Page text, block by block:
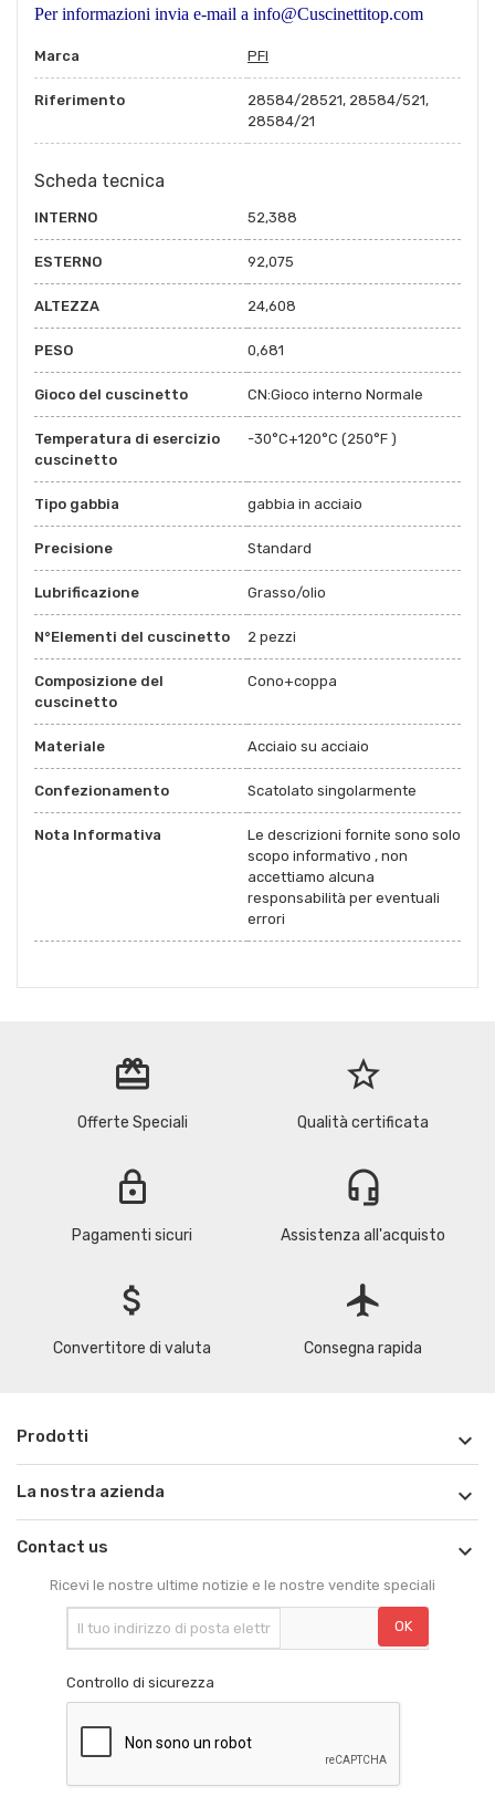
Per informazioni invia e-mail a info@Cuscinettitop.com
Marca PFI
Riferimento
28584/28521, 28584/521,
28584/21
Scheda tecnica
INTERNO 52,388
ESTERNO 92,075
ALTEZZA 24,608
PESO 0,681
Gioco del cuscinetto CN:Gioco interno Normale
Temperatura di esercizio
cuscinetto
-30°C+120°C (250°F )
Tipo gabbia gabbia in acciaio
Precisione Standard
Lubrificazione Grasso/olio
N°Elementi del cuscinetto 2 pezzi
Composizione del
cuscinetto
Cono+coppa
Materiale Acciaio su acciaio
Confezionamento Scatolato singolarmente
Nota Informativa
Le descrizioni fornite sono solo
scopo informativo , non
accettiamo alcuna
responsabilità per eventuali
errori
redeem
Offerte Speciali
star_border
Qualità certificata
lock
Pagamenti sicuri
headset_mic
Assistenza all'acquisto
attach_money
Convertitore di valuta
flight
Consegna rapida
Prodotti 
La nostra azienda 
Contact us 
Ricevi le nostre ultime notizie e le nostre vendite speciali
Controllo di sicurezza